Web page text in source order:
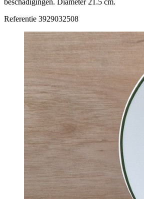
beschadigingen. Diameter 21.5 cm.
Referentie 3929032508